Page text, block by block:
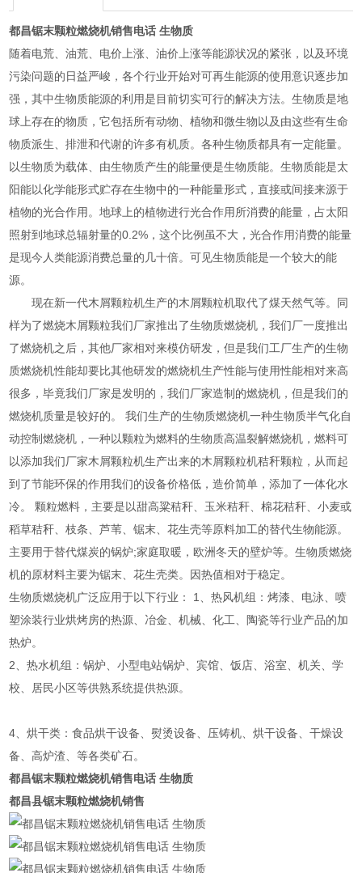
都昌锯末颗粒燃烧机销售电话 生物质
随着电荒、油荒、电价上涨、油价上涨等能源状况的紧张，以及环境
污染问题的日益严峻，各个行业开始对可再生能源的使用意识逐步加
强，其中生物质能源的利用是目前切实可行的解决方法。生物质是地
球上存在的物质，它包括所有动物、植物和微生物以及由这些有生命
物质派生、排泄和代谢的许多有机质。各种生物质都具有一定能量。
以生物质为载体、由生物质产生的能量便是生物质能。生物质能是太
阳能以化学能形式贮存在生物中的一种能量形式，直接或间接来源于
植物的光合作用。地球上的植物进行光合作用所消费的能量，占太阳
照射到地球总辐射量的0.2%，这个比例虽不大，光合作用消费的能量
是现今人类能源消费总量的几十倍。可见生物质能是一个较大的能
源。
现在新一代木屑颗粒机生产的木屑颗粒机取代了煤天然气等。同
样为了燃烧木屑颗粒我们厂家推出了生物质燃烧机，我们厂一度推出
了燃烧机之后，其他厂家相对来模仿研发，但是我们工厂生产的生物
质燃烧机性能却要比其他研发的燃烧机生产性能与使用性能相对来高
很多，毕竟我们厂家是发明的，我们厂家造制的燃烧机，但是我们的
燃烧机质量是较好的。 我们生产的生物质燃烧机一种生物质半气化自
动控制燃烧机，一种以颗粒为燃料的生物质高温裂解燃烧机，燃料可
以添加我们厂家木屑颗粒机生产出来的木屑颗粒机秸秆颗粒，从而起
到了节能环保的作用我们的设备价格低，造价简单，添加了一体化水
冷。 颗粒燃料，主要是以甜高粱秸秆、玉米秸秆、棉花秸秆、小麦或
稻草秸秆、枝条、芦苇、锯末、花生壳等原料加工的替代生物能源。
主要用于替代煤炭的锅炉;家庭取暖，欧洲冬天的壁炉等。生物质燃烧
机的原材料主要为锯末、花生壳类。因热值相对于稳定。
生物质燃烧机广泛应用于以下行业： 1、热风机组：烤漆、电泳、喷
塑涂装行业烘烤房的热源、冶金、机械、化工、陶瓷等行业产品的加
热炉。
2、热水机组：锅炉、小型电站锅炉、宾馆、饭店、浴室、机关、学
校、居民小区等供熟系统提供热源。
4、烘干类：食品烘干设备、熨烫设备、压铸机、烘干设备、干燥设
备、高炉渣、等各类矿石。
都昌锯末颗粒燃烧机销售电话 生物质
都昌县锯末颗粒燃烧机销售